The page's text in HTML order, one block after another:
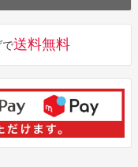
で送料無料